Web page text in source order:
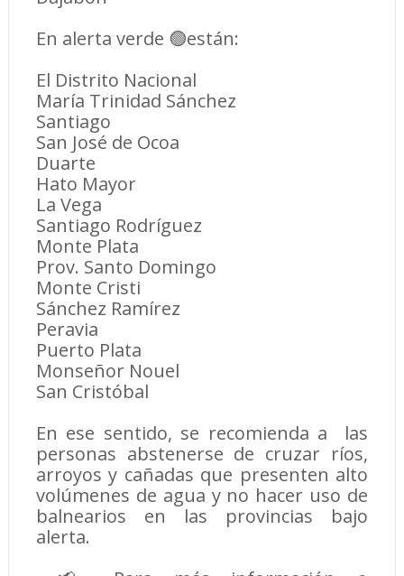
En alerta verde 🟢están:
El Distrito Nacional
María Trinidad Sánchez
Santiago
San José de Ocoa
Duarte
Hato Mayor
La Vega
Santiago Rodríguez
Monte Plata
Prov. Santo Domingo
Monte Cristi
Sánchez Ramírez
Peravia
Puerto Plata
Monseñor Nouel
San Cristóbal
En ese sentido, se recomienda a las
personas abstenerse de cruzar ríos,
arroyos y cañadas que presenten alto
volúmenes de agua y no hacer uso de
balnearios en las provincias bajo
alerta.